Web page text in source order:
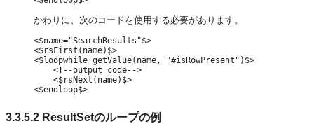
かわりに、次のコードを使用する必要があります。
<$name="SearchResults"$>
<$rsFirst(name)$>
<$loopwhile getValue(name, "#isRowPresent")$>
    <!--output code-->
    <$rsNext(name)$>
3.3.5.2 ResultSetのループの例